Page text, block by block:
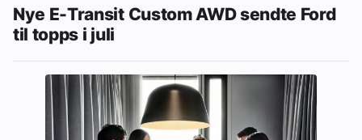
Nye E-Transit Custom AWD sendte Ford
til topps i juli